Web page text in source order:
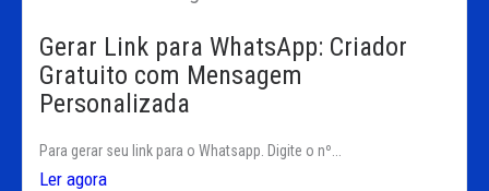
Gerar Link para WhatsApp: Criador
Gratuito com Mensagem
Personalizada
Para gerar seu link para o Whatsapp. Digite o nº...
Ler agora